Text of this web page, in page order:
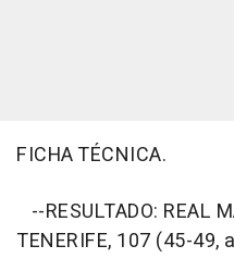
FICHA TÉCNICA.
--RESULTADO: REAL
TENERIFE, 107 (45-49,